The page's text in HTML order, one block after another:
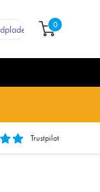
0
Trustpilot